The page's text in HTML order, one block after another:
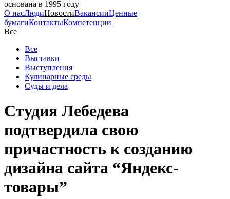
основана в 1995 году
О насЛюдиНовостиВакансииЦенные
бумагиКонтактыКомпетенции
Все
Все
Выставки
Выступления
Кулинарные среды
Суды и дела
Студия Лебедева
подтвердила свою
причастность к созданию
дизайна сайта “Яндекс-
товары”